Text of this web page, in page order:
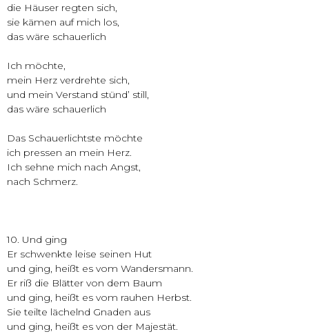
die Häuser regten sich,
sie kämen auf mich los,
das wäre schauerlich
Ich möchte,
mein Herz verdrehte sich,
und mein Verstand stünd’ still,
das wäre schauerlich
Das Schauerlichtste möchte
ich pressen an mein Herz.
Ich sehne mich nach Angst,
nach Schmerz.
10. Und ging
Er schwenkte leise seinen Hut
und ging, heißt es vom Wandersmann.
Er riß die Blätter von dem Baum
und ging, heißt es vom rauhen Herbst.
Sie teilte lächelnd Gnaden aus
und ging, heißt es von der Majestät.